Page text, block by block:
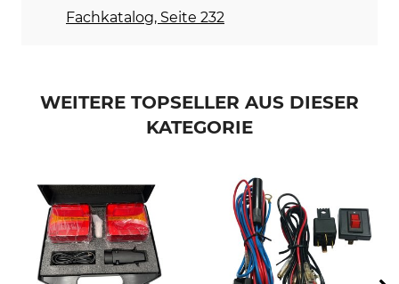
Lichtleistung
Leistung
109 mm
71 mm
Fachkatalog, Seite 232
WEITERE TOPSELLER AUS DIESER
KATEGORIE